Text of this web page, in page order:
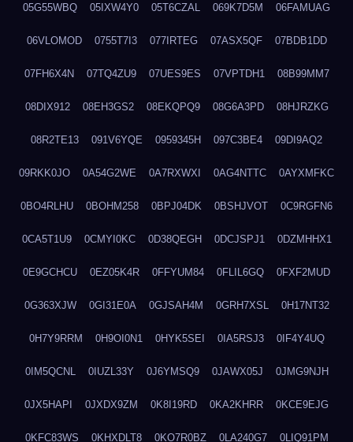
05G55WBQ 05IXW4Y0 05T6CZAL 069K7D5M 06FAMUAG
06VLOMOD 0755T7I3 077IRTEG 07ASX5QF 07BDB1DD
07FH6X4N 07TQ4ZU9 07UES9ES 07VPTDH1 08B99MM7
08DIX912 08EH3GS2 08EKQPQ9 08G6A3PD 08HJRZKG
08R2TE13 091V6YQE 0959345H 097C3BE4 09DI9AQ2
09RKK0JO 0A54G2WE 0A7RXWXI 0AG4NTTC 0AYXMFKC
0BO4RLHU 0BOHM258 0BPJ04DK 0BSHJVOT 0C9RGFN6
0CA5T1U9 0CMYI0KC 0D38QEGH 0DCJSPJ1 0DZMHHX1
0E9GCHCU 0EZ05K4R 0FFYUM84 0FLIL6GQ 0FXF2MUD
0G363XJW 0GI31E0A 0GJSAH4M 0GRH7XSL 0H17NT32
0H7Y9RRM 0H9OI0N1 0HYK5SEI 0IA5RSJ3 0IF4Y4UQ
0IM5QCNL 0IUZL33Y 0J6YMSQ9 0JAWX05J 0JMG9NJH
0JX5HAPI 0JXDX9ZM 0K8I19RD 0KA2KHRR 0KCE9EJG
0KFC83WS 0KHXDLT8 0KO7R0BZ 0LA240G7 0LIQ91PM